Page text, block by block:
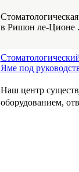
в Ришон ле-Ционе .
Яме под
Наш центр
оборудованием,